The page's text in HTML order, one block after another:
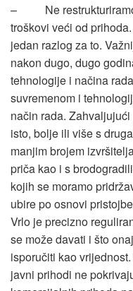
– Ne restrukturiramo
troškovi veći od
jedan razlog za to.
nakon dugo, dugo
tehnologije i načina
suvremenom i
način rada.
isto, bolje ili više s
manjim brojem
priča kao i s
kojih se moramo
ubire po osnovi
Vrlo je precizno
se može davati i što
isporučiti kao
javni prihodi ne